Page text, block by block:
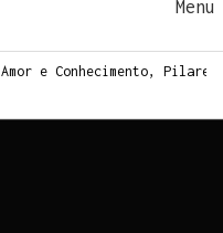
Amor e Conhecimento,